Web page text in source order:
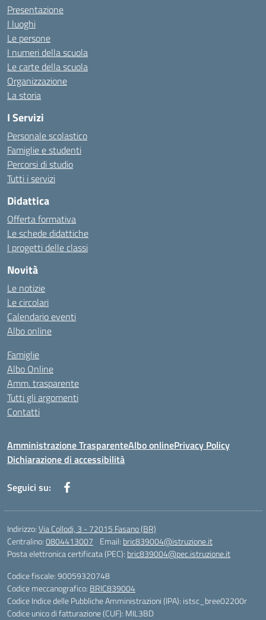
Presentazione
I luoghi
Le persone
I numeri della scuola
Le carte della scuola
Organizzazione
La storia
I Servizi
Personale scolastico
Famiglie e studenti
Percorsi di studio
Tutti i servizi
Didattica
Offerta formativa
Le schede didattiche
I progetti delle classi
Novità
Le notizie
Le circolari
Calendario eventi
Albo online
Famiglie
Albo Online
Amm. trasparente
Tutti gli argomenti
Contatti
Amministrazione TrasparenteAlbo onlinePrivacy Policy
Dichiarazione di accessibilità
Seguici su:
Indirizzo:Via Collodi, 3 - 72015 Fasano (BR)
Centralino:0804413007 Email: bric839004@istruzione.it
Posta elettronica certificata (PEC): bric839004@pec.istruzione.it
Codice fiscale: 90059320748
Codice meccanografico: BRIC839004
Codice Indice delle Pubbliche Amministrazioni (IPA): istsc_bree02200r
Codice unico di fatturazione (CUF): MIL3BD